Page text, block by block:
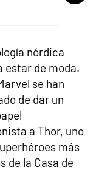
nórdica
estar de moda.
se han
de dar un
a Thor, uno
más
de la Casa de